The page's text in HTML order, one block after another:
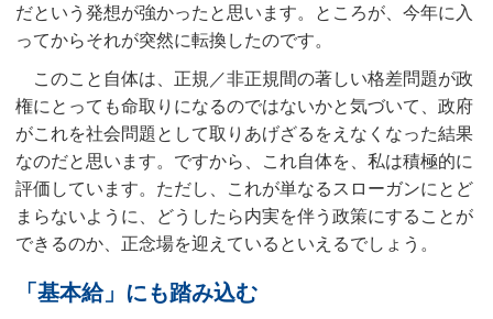
だという発想が強かったと思います。ところが、今年に入
ってからそれが突然に転換したのです。
このこと自体は、正規／非正規間の著しい格差問題が政
権にとっても命取りになるのではないかと気づいて、政府
がこれを社会問題として取りあげざるをえなくなった結果
なのだと思います。ですから、これ自体を、私は積極的に
評価しています。ただし、これが単なるスローガンにとど
まらないように、どうしたら内実を伴う政策にすることが
できるのか、正念場を迎えているといえるでしょう。
「基本給」にも踏み込む